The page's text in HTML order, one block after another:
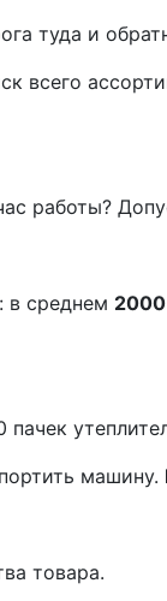
туда и
всего
работы?
в среднем
машину.
товара.